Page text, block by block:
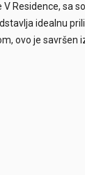
Residence, sa
idealnu
ovo je savršen